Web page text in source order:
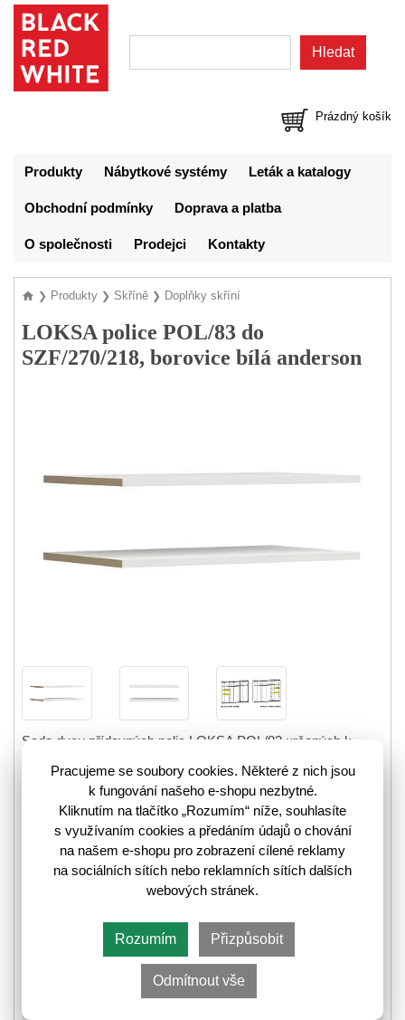
Prázdný košík
Produkty Nábytkové systémy Leták a katalogy
Obchodní podmínky Doprava a platba
O společnosti Prodejci Kontakty
❯ Produkty ❯ Skříně ❯ Doplňky skříní
LOKSA police POL/83 do
SZF/270/218, borovice bílá anderson
Sada dvou přídavných polic LOKSA POL/83 určených k
bílá anderson. Sada obsahuje dva kusy a je…
Kód zboží:3203521
❚❚Skladem poslední kus
Informace k odeslání zboží
🛈1 131,-
Pracujeme se soubory cookies. Některé z nich jsou
k fungování našeho e-shopu nezbytné.
Kliknutím na tlačítko „Rozumím“ níže, souhlasíte
s využívaním cookies a předáním údajů o chování
na našem e-shopu pro zobrazení cílené reklamy
na sociálních sítích nebo reklamních sítích dalších
webových stránek.
Rozumím Přizpůsobit
Odmítnout vše